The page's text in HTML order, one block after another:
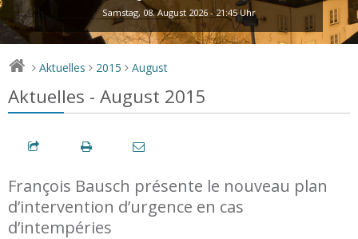
Samstag, 08. August 2026 - 21:45 Uhr
> Aktuelles > 2015 > August
Aktuelles - August 2015
François Bausch présente le nouveau plan
d’intervention d’urgence en cas
d’intempéries